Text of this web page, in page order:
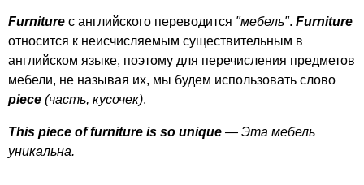
Furniture с английского переводится "мебель". Furniture
относится к неисчисляемым существительным в
английском языке, поэтому для перечисления предметов
мебели, не называя их, мы будем использовать слово
piece (часть, кусочек).
This piece of furniture is so unique — Эта мебель
уникальна.